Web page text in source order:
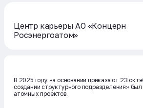
Центр карьеры АО «Концерн
Росэнергоатом»
В 2025 году на основании приказа от 23
создании структурного подразделения»
атомных проектов.